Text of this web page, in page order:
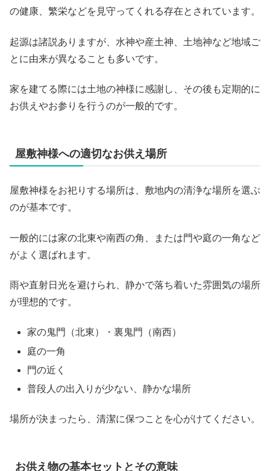
の健康、繁栄などを見守ってくれる存在とされています。
起源は諸説ありますが、水神や産土神、土地神など地域ご
とに由来が異なることも多いです。
家を建てる際には土地の神様に感謝し、その後も定期的に
お供えやお参りを行うのが一般的です。
屋敷神様への適切なお供え場所
屋敷神様をお祀りする場所は、敷地内の清浄な場所を選ぶ
のが基本です。
一般的には家の北東や南西の角、または門や庭の一角など
がよく選ばれます。
雨や直射日光を避けられ、静かで落ち着いた雰囲気の場所
が理想的です。
家の鬼門（北東）・裏鬼門（南西）
庭の一角
門の近く
普段人の出入りが少ない、静かな場所
場所が決まったら、清潔に保つことを心がけてください。
お供え物の基本セットとその意味